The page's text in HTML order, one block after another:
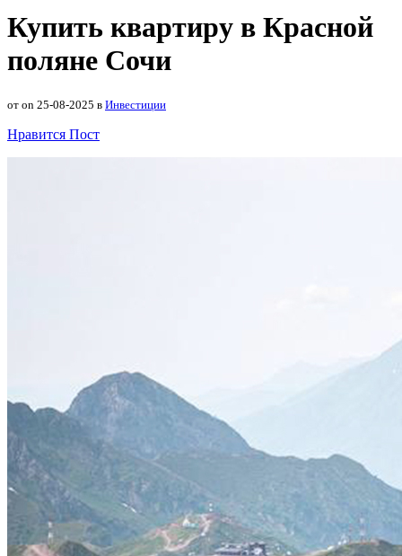
Купить квартиру в Красной
поляне Сочи
от on 25-08-2025 в Инвестиции
Нравится Пост